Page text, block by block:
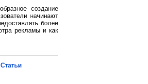
создание
начинают
более
рекламы и как
Статьи